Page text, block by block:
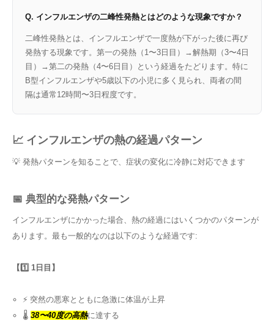
Q. インフルエンザの二峰性発熱とはどのような現象ですか？
二峰性発熱とは、インフルエンザで一度熱が下がった後に再び
発熱する現象です。第一の発熱（1〜3日目）→解熱期（3〜4日
目）→第二の発熱（4〜6日目）という経過をたどります。特に
B型インフルエンザや5歳以下の小児に多く見られ、両者の間
隔は通常12時間〜3日程度です。
📈 インフルエンザの熱の経過パターン
💡 発熱パターンを知ることで、症状の変化に冷静に対応できます
📅 典型的な発熱パターン
インフルエンザにかかった場合、熱の経過にはいくつかのパターンが
あります。最も一般的なのは以下のような経過です:
【1️⃣ 1日目】
⚡ 突然の悪寒とともに急激に体温が上昇
🌡️ 38〜40度の高熱に達する